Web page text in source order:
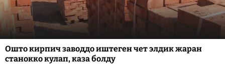
Ошто кирпич заводдо иштеген чет элдик жаран
станокко кулап, каза болду